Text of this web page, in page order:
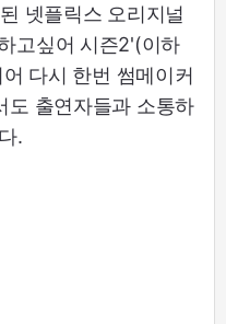
넷플릭스 오리지널
고싶어 시즌2'(이하
다시 한번 썸메이커
도 출연자들과 소통하
.